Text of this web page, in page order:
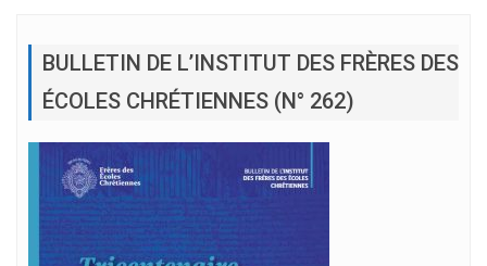
BULLETIN DE L’INSTITUT DES FRÈRES DES
ÉCOLES CHRÉTIENNES (N° 262)